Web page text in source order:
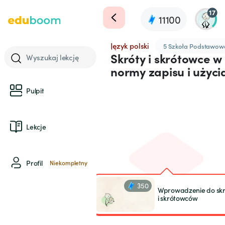
11100
17
Wyszukaj lekcję
Pulpit
Lekcje
Profil Niekompletny
Język polski 5 Szkoła
Skróty i skrótowce
normy zapisu i
350
Wprowadzenie do
i skrótowców